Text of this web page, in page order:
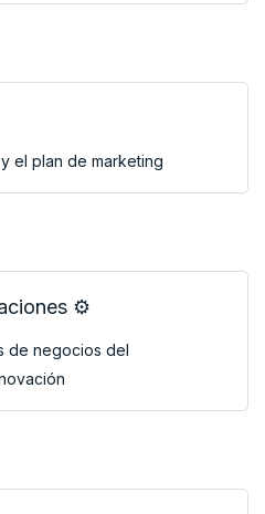
el plan de marketing
⚙
de negocios del